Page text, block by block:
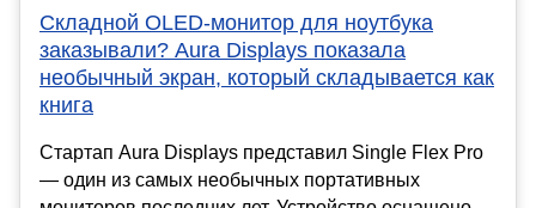
Складной OLED-монитор для ноутбука
заказывали? Aura Displays показала
необычный экран, который складывается как
книга
Стартап Aura Displays представил Single Flex Pro
— один из самых необычных портативных